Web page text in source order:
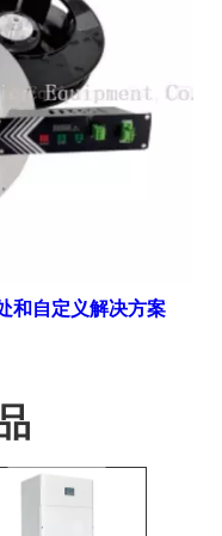
和自定义解决方案